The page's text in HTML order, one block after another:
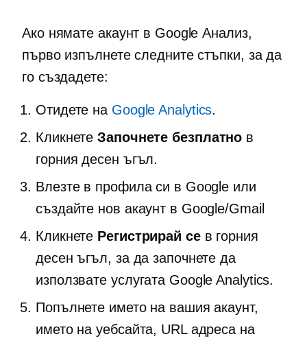
Ако нямате акаунт в Google Анализ,
първо изпълнете следните стъпки, за да
го създадете:
Отидете на Google Analytics.
КликнетеЗапочнете безплатно в
горния десен ъгъл.
Влезте в профила си в Google или
създайте нов акаунт в Google/Gmail
Кликнете Регистрирай сев горния
десен ъгъл, за да започнете да
използвате услугата Google Analytics.
Попълнете името на вашия акаунт,
името на уебсайта, URL адреса на